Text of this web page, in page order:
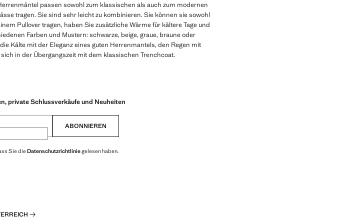
passen sowohl zum klassischen als auch zum modernen
tragen. Sie sind sehr leicht zu kombinieren. Sie können sie sowohl
Pullover tragen, haben Sie zusätzliche Wärme für kältere Tage und
Farben und Mustern: schwarze, beige, graue, braune oder
Kälte mit der Eleganz eines guten Herrenmantels, den Regen mit
in der Übergangszeit mit dem klassischen Trenchcoat.
private Schlussverkäufe und Neuheiten
ABONNIEREN
Sie dieDatenschutzrichtliniegelesen haben.